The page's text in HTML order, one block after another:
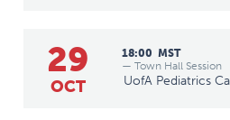
29
OCT
18:00 MST
— Town Hall Session
UofA Pediatrics